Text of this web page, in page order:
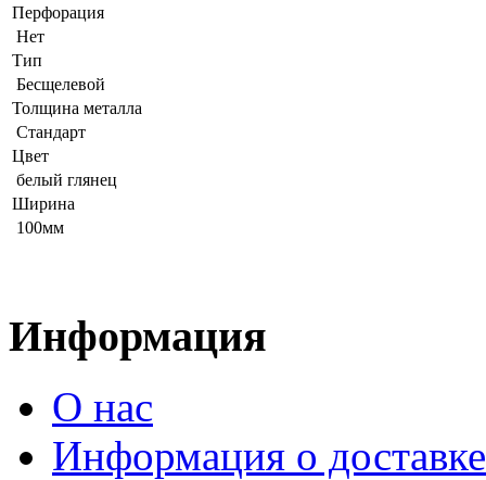
Перфорация
Нет
Тип
Бесщелевой
Толщина металла
Стандарт
Цвет
белый глянец
Ширина
100мм
Информация
О нас
Информация о доставке